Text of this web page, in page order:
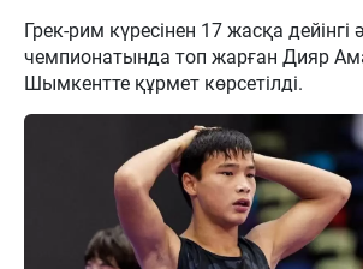
Грек-рим күресінен 17 жасқа дейінгі
чемпионатында топ жарған Дияр
Шымкентте құрмет көрсетілді.